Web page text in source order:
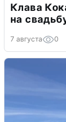
Клава
на
7 августа 0